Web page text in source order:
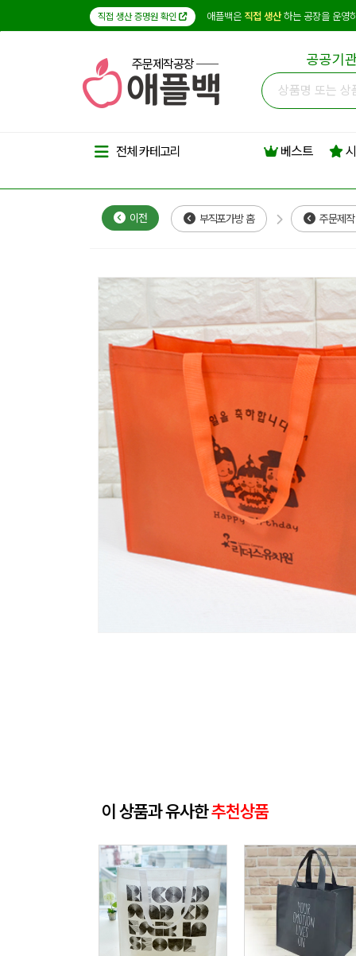
직접 생산 증명원 확인 애플백은 직접 생산하는 공장을 운영
주문제작공장 공공기
전체 카테고리 베스트
이전 부직포가방 홈 주문제
이 상품과 유사한추천상품